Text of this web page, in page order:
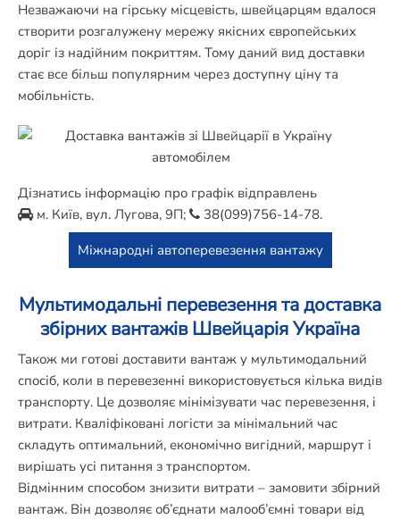
Незважаючи на гірську місцевість, швейцарцям вдалося
створити розгалужену мережу якісних європейських
доріг із надійним покриттям. Тому даний вид доставки
стає все більш популярним через доступну ціну та
мобільність.
Дізнатись інформацію про графік відправлень
м. Київ, вул. Лугова, 9П;
38(099)756-14-78.
Міжнародні автоперевезення вантажу
Мультимодальні перевезення та доставка
збірних вантажів Швейцарія Україна
Також ми готові доставити вантаж у мультимодальний
спосіб, коли в перевезенні використовується кілька видів
транспорту. Це дозволяє мінімізувати час перевезення, і
витрати. Кваліфіковані логісти за мінімальний час
складуть оптимальний, економічно вигідний, маршрут і
вирішать усі питання з транспортом.
Відмінним способом знизити витрати – замовити збірний
вантаж. Він дозволяє об’єднати малооб’ємні товари від